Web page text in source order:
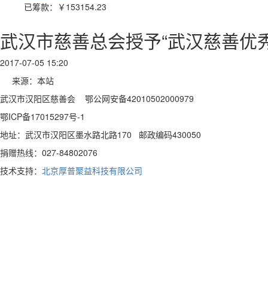
已筹款： ￥153154.23
武汉市慈善总会授予“武汉慈善优
2017-07-05 15:20
来源：本站
武汉市汉阳区慈善会 鄂公网安备42010502000979
鄂ICP备17015297号-1
地址：武汉市汉阳区墨水路北路170 邮政编码430050
捐赠热线：027-84802076
技术支持： 北京厚普聚益科技有限公司